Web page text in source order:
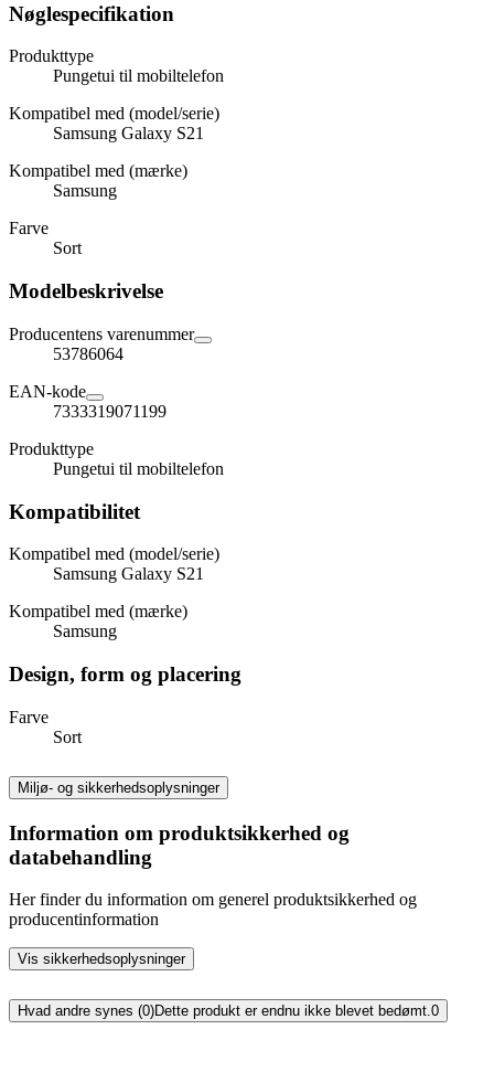
Nøglespecifikation
Produkttype
Pungetui til mobiltelefon
Kompatibel med (model/serie)
Samsung Galaxy S21
Kompatibel med (mærke)
Samsung
Farve
Sort
Modelbeskrivelse
Producentens varenummer
53786064
EAN-kode
7333319071199
Produkttype
Pungetui til mobiltelefon
Kompatibilitet
Kompatibel med (model/serie)
Samsung Galaxy S21
Kompatibel med (mærke)
Samsung
Design, form og placering
Farve
Sort
Miljø- og sikkerhedsoplysninger
Information om produktsikkerhed og
databehandling
Her finder du information om generel produktsikkerhed og
producentinformation
Vis sikkerhedsoplysninger
Hvad andre synes (0)Dette produkt er endnu ikke blevet bedømt.0